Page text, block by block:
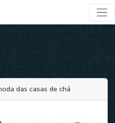
das casas de chá